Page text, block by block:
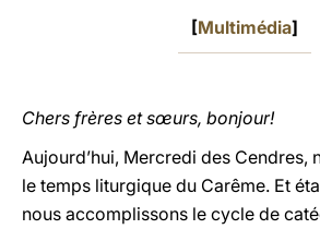
[Multimédia]
Chers frères et sœurs, bonjour!
Aujourd’hui, Mercredi des Cendres,
le temps liturgique du Carême. Et
nous accomplissons le cycle de